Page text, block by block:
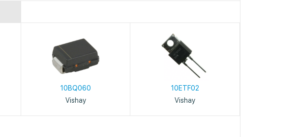
10BQ060
Vishay
10ETF02
Vishay